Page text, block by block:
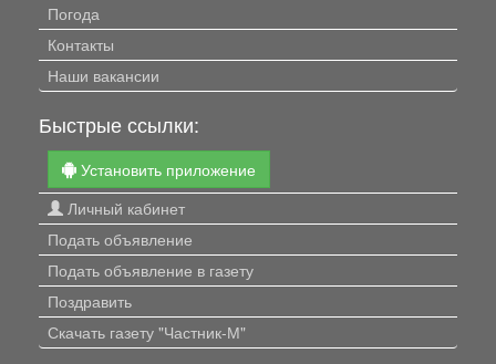
Погода
Контакты
Наши вакансии
Быстрые ссылки:
Установить приложение
Личный кабинет
Подать объявление
Подать объявление в газету
Поздравить
Скачать газету "Частник-М"